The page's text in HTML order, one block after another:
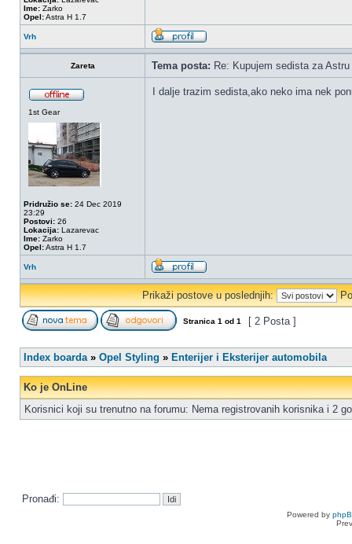
Ime: Zarko
Opel:Astra H 1.7
Vrh
Zareta Tema posta: Re: Kupujem sedista za Astru
1st Gear
Pridružio se: 24 Dec 2019
23:29
Postovi: 26
Lokacija: Lazarevac
Ime: Zarko
Opel:Astra H 1.7
I dalje trazim sedista,ako neko ima nek
Vrh
Prikaži postove u poslednjih:
Stranica 1 od 1 [ 2 Posta ]
Index boarda» Opel Styling » Enterijer i Eksterijer automobila
Ko je OnLine
Korisnici koji su trenutno na forumu: Nema registrovanih korisnika i 2
Pronađi:
Powered by